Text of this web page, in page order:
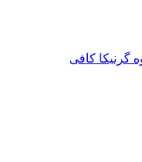
گرنیکا کافی